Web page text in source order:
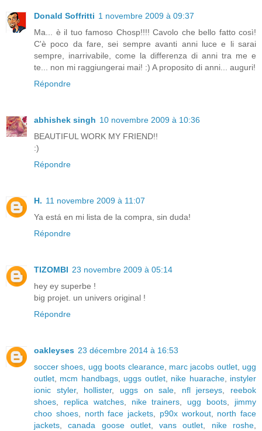
Donald Soffritti 1 novembre 2009 à 09:37
Ma... è il tuo famoso Chosp!!!! Cavolo che bello fatto così!
C'è poco da fare, sei sempre avanti anni luce e li sarai
sempre, inarrivabile, come la differenza di anni tra me e
te... non mi raggiungerai mai! :) A proposito di anni... auguri!
Répondre
abhishek singh 10 novembre 2009 à 10:36
BEAUTIFUL WORK MY FRIEND!!
:)
Répondre
H. 11 novembre 2009 à 11:07
Ya está en mi lista de la compra, sin duda!
Répondre
TIZOMBI 23 novembre 2009 à 05:14
hey ey superbe !
big projet. un univers original !
Répondre
oakleyses 23 décembre 2014 à 16:53
soccer shoes
ugg boots clearance, marc jacobs outlet, ugg
outlet
mcm handbags, uggs outlet, nike huarache, instyler
ionic styler, hollister, uggs on sale nfl jerseys
reebok
shoes
replica watches, nike trainers ugg boots
jimmy
choo shoes, north face jackets p90x workout, north face
jackets ,canada goose outlet,vans outlet nike roshe